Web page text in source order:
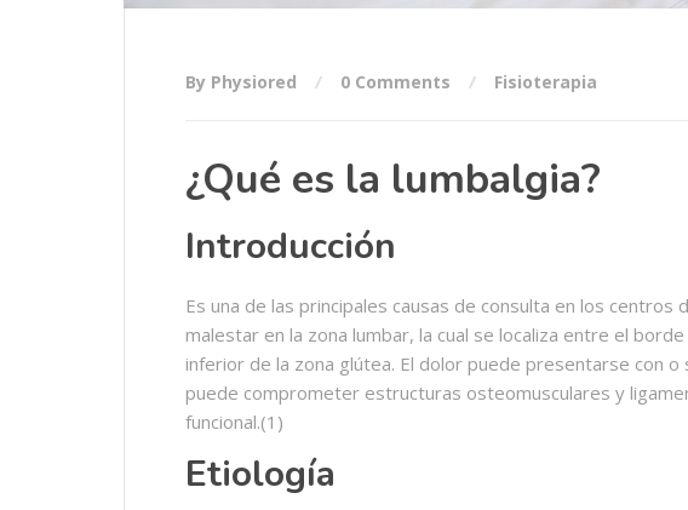
By Physiored 0 Comments Fisioterapia
¿Qué es la lumbalgia?
Introducción
Es una de las principales causas de consulta en los
malestar en la zona lumbar, la cual se localiza entre el
inferior de la zona glútea. El dolor puede presentarse con o
puede comprometer estructuras osteomusculares y
funcional.(1)
Etiología